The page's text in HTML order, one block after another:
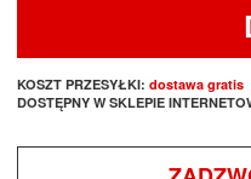
KOSZT PRZESYŁKI: dostawa gratis
DOSTĘPNY W SKLEPIE